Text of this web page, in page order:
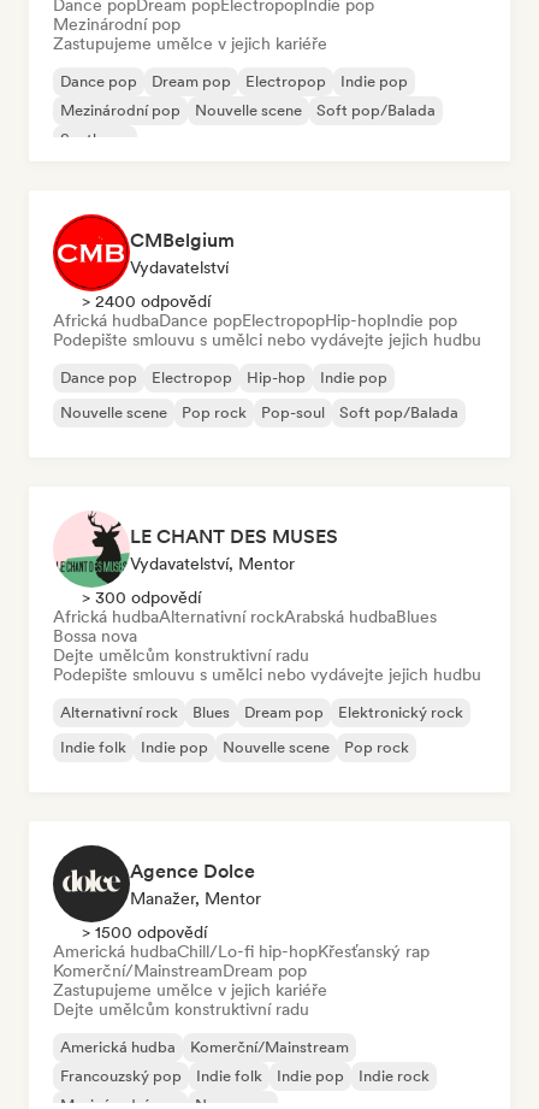
Dance popDream popElectropopIndie pop
Mezinárodní pop
Zastupujeme umělce v jejich kariéře
Dance pop Dream pop Electropop
Indie pop
Mezinárodní pop
Nouvelle scene
Soft pop/Balada
Synthpop
CMBelgium
Vydavatelství
> 2400 odpovědí
Africká hudbaDance popElectropopHip-hopIndie pop
Podepište smlouvu s umělci nebo vydávejte jejich hudbu
Dance pop Electropop Hip-hop
Indie pop
Nouvelle scene
Pop rock Pop-soul Soft pop/Balada
LE CHANT DES MUSES
Vydavatelství, Mentor
> 300 odpovědí
Africká hudbaAlternativní rockArabská hudbaBlues
Bossa nova
Dejte umělcům konstruktivní radu
Podepište smlouvu s umělci nebo vydávejte jejich hudbu
Alternativní rock Blues Dream pop
Elektronický rock
Indie folk
Indie pop Nouvelle scene Pop rock
Agence Dolce
Manažer, Mentor
> 1500 odpovědí
Americká hudbaChill/Lo-fi hip-hopKřesťanský rap
Komerční/MainstreamDream pop
Zastupujeme umělce v jejich kariéře
Dejte umělcům konstruktivní radu
Americká hudba
Komerční/Mainstream
Francouzský pop
Indie folk Indie pop
Indie rock
Mezinárodní pop
New wave